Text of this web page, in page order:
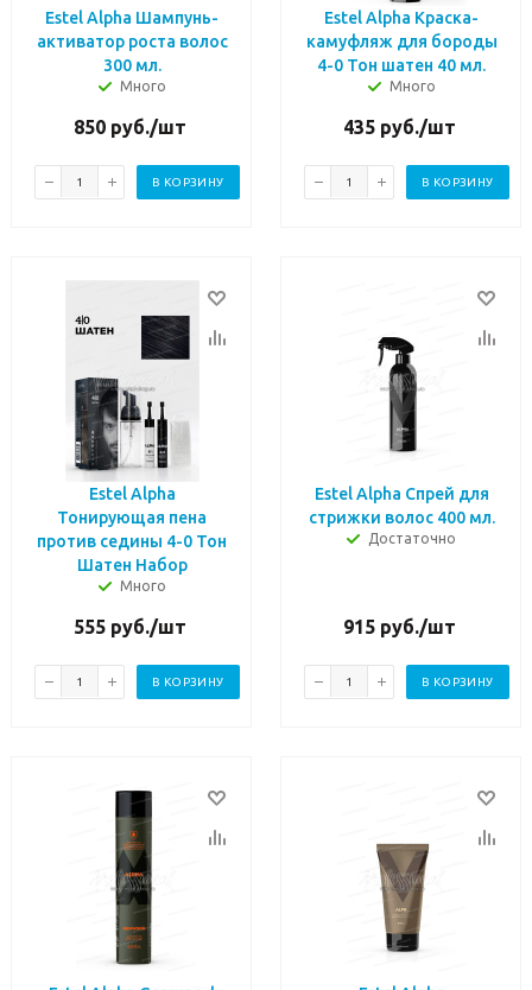
Estel Alpha Шампунь-
активатор роста волос
300 мл.
Много
850руб./шт
В КОРЗИНУ
Estel Alpha Краска-
камуфляж для бороды
4-0 Тон шатен 40 мл.
Много
435руб./шт
В КОРЗИНУ
Estel Alpha
Тонирующая пена
против седины 4-0 Тон
Шатен Набор
Много
555руб./шт
В КОРЗИНУ
Estel Alpha Спрей для
стрижки волос 400 мл.
Достаточно
915руб./шт
В КОРЗИНУ